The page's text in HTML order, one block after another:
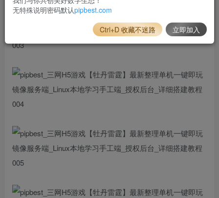
无特殊说明密码默认pipbest.com
Ctrl+D 收藏不迷路 立即加入